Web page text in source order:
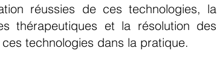
réussies de ces technologies, la
thérapeutiques et la résolution des
technologies dans la pratique.